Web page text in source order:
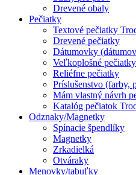
Drevené obaly
Pečiatky
Textové pečiatky
Drevené pečiatky
Dátumovky
Veľkoplošné pečiatky
Reliéfne pečiatky
Príslušenstvo (farby,
Mám vlastný návrh
Katalóg pečiatok
Odznaky/Magnetky
Spínacie špendlíky
Magnetky
Zrkadielká
Otváraky
Menovky/tabuľky